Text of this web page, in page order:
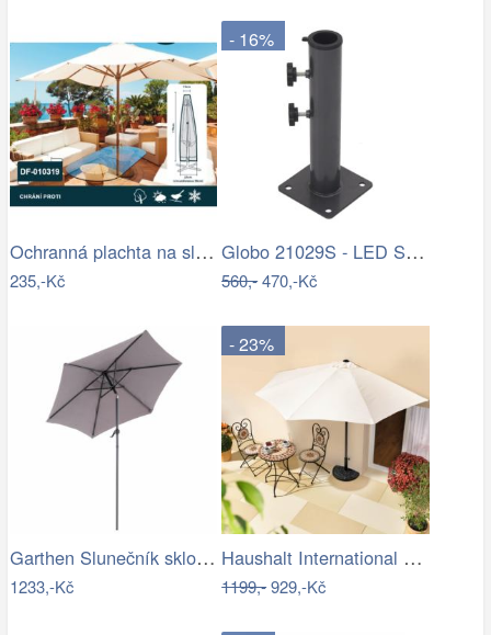
Ochranná plachta na slunečník 200-300 cm
235,-Kč
- 16%
Globo 21029S - LED Stm. nab. dot.…
560,-470,-Kč
Garthen Slunečník sklopný s kličkou,…
1233,-Kč
- 23%
Haushalt International Slunečník…
1199,-929,-Kč